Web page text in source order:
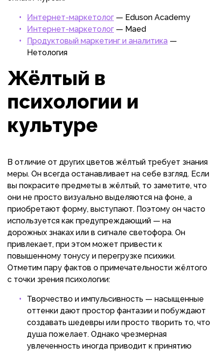
Интернет-маркетолог — Eduson Academy
Интернет-маркетолог — Maed
Продуктовый маркетинг и аналитика —
Нетология
Жёлтый в
психологии и
культуре
В отличие от других цветов жёлтый требует знания
меры. Он всегда останавливает на себе взгляд. Если
вы покрасите предметы в жёлтый, то заметите, что
они не просто визуально выделяются на фоне, а
приобретают форму, выступают. Поэтому он часто
используется как предупреждающий — на
дорожных знаках или в сигнале светофора. Он
привлекает, при этом может привести к
повышенному тонусу и перегрузке психики.
Отметим пару фактов о примечательности жёлтого
с точки зрения психологии:
Творчество и импульсивность — насыщенные
оттенки дают простор фантазии и побуждают
создавать шедевры или просто творить то, что
душа пожелает. Однако чрезмерная
увлеченность иногда приводит к принятию